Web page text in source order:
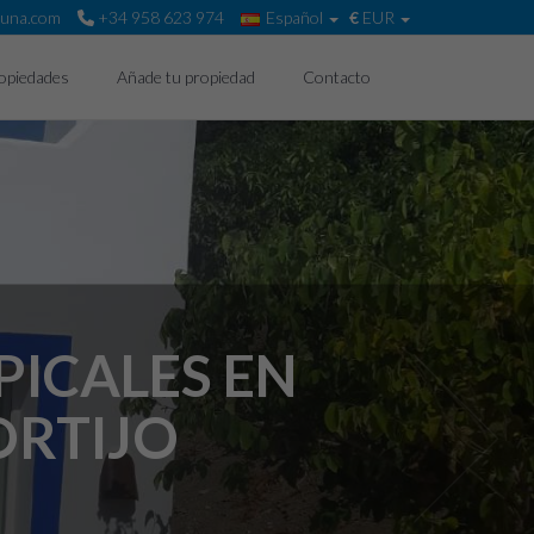
+34 958 623 974 Español € EUR
Añade tu propiedad Contacto
EN